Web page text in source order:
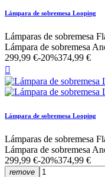
Lámpara de sobremesa Looping
Lámparas de sobremesa
Lámpara de sobremesa
299,99 €-20%374,99 €

Lámpara de sobremesa Looping
Lámparas de sobremesa
Lámpara de sobremesa
299,99 €-20%374,99 €
remove